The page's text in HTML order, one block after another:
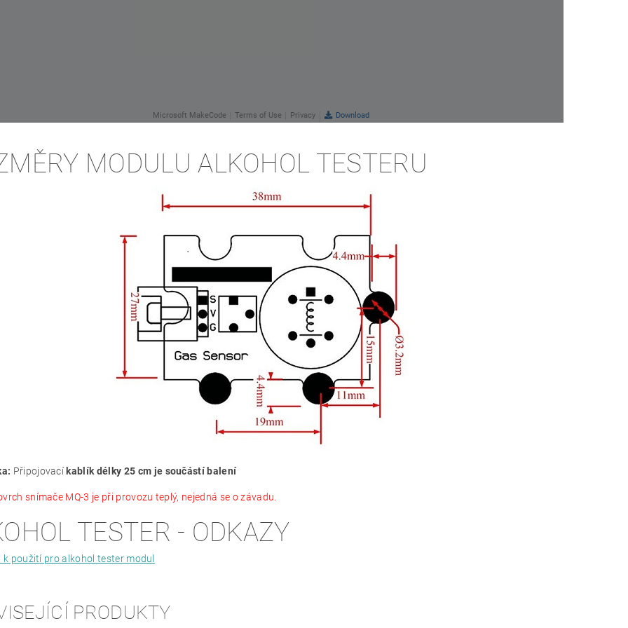
MODULU ALKOHOL TESTERU
Připojovací kablík délky 25 cm je součástí balení
snímače MQ-3 je při provozu teplý, nejedná se o závadu.
TESTER - ODKAZY
k použití pro alkohol tester modul
PRODUKTY